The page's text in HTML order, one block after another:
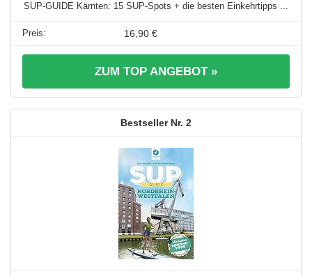
SUP-GUIDE Kärnten: 15 SUP-Spots + die besten Einkehrtipps ...
16,90 €
ZUM TOP ANGEBOT »
2